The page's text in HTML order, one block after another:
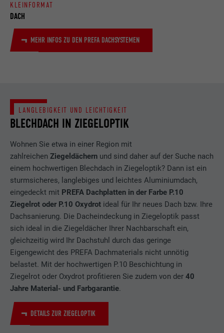
DACH
KLEINFORMAT
MEHR INFOS ZU DEN PREFA DACHSYSTEMEN
BLECHDACH IN ZIEGELOPTIK
LANGLEBIGKEIT UND LEICHTIGKEIT
Wohnen Sie etwa in einer Region mit
zahlreichenZiegeldächern und sind daher auf der Suche nach
einem hochwertigen Blechdach in Ziegeloptik? Dann ist ein
sturmsicheres, langlebiges und leichtes Aluminiumdach,
eingedeckt mit PREFA Dachplatten in der Farbe P.10
Ziegelrot oder P.10 Oxydrot ideal für Ihr neues Dach bzw. Ihre
Dachsanierung. Die Dacheindeckung in Ziegeloptik passt
sich ideal in die Ziegeldächer Ihrer Nachbarschaft ein,
gleichzeitig wird Ihr Dachstuhl durch das geringe
Eigengewicht des PREFA Dachmaterials nicht unnötig
belastet. Mit der hochwertigen P.10 Beschichtung in
Ziegelrot oder Oxydrot profitieren Sie zudem von der40
Jahre Material- und Farbgarantie.
DETAILS ZUR ZIEGELOPTIK